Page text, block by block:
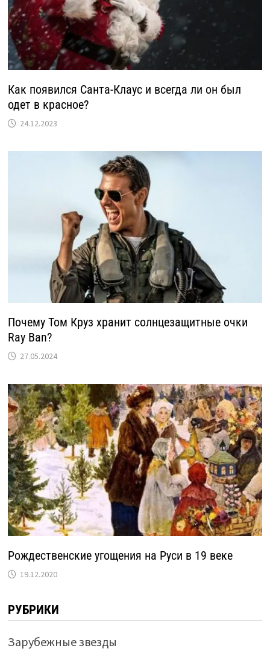
Как появился Санта-Клаус и всегда ли он был
одет в красное?
24.12.2023
Почему Том Круз хранит солнцезащитные очки
Ray Ban?
27.05.2024
Рождественские угощения на Руси в 19 веке
19.12.2020
РУБРИКИ
Зарубежные звезды